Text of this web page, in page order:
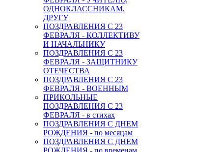
ОДНОКЛАССНИКАМ,
ДРУГУ
ПОЗДРАВЛЕНИЯ С 23
ФЕВРАЛЯ - КОЛЛЕКТИВУ
И НАЧАЛЬНИКУ
ПОЗДРАВЛЕНИЯ С 23
ФЕВРАЛЯ - ЗАЩИТНИКУ
ОТЕЧЕСТВА
ПОЗДРАВЛЕНИЯ С 23
ФЕВРАЛЯ - ВОЕННЫМ
ПРИКОЛЬНЫЕ
ПОЗДРАВЛЕНИЯ С 23
ФЕВРАЛЯ - в стихах
ПОЗДРАВЛЕНИЯ С ДНЕМ
РОЖДЕНИЯ - по месяцам
ПОЗДРАВЛЕНИЯ С ДНЕМ
РОЖДЕНИЯ - по временам